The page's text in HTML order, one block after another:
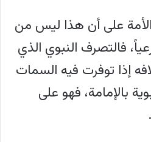
على أن هذا ليس من
فالتصرف النبوي الذي
إذا توفرت فيه السمات
بالإمامة، فهو على